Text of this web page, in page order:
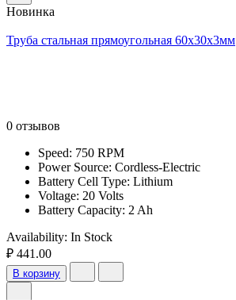
Новинка
Труба стальная прямоугольная 60х30х3мм
0 отзывов
Speed: 750 RPM
Power Source: Cordless-Electric
Battery Cell Type: Lithium
Voltage: 20 Volts
Battery Capacity: 2 Ah
Availability: In Stock
₽ 441.00
В корзину